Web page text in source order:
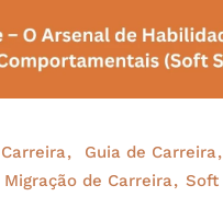
Carreira Guia de Carreira
Migração de Carreira